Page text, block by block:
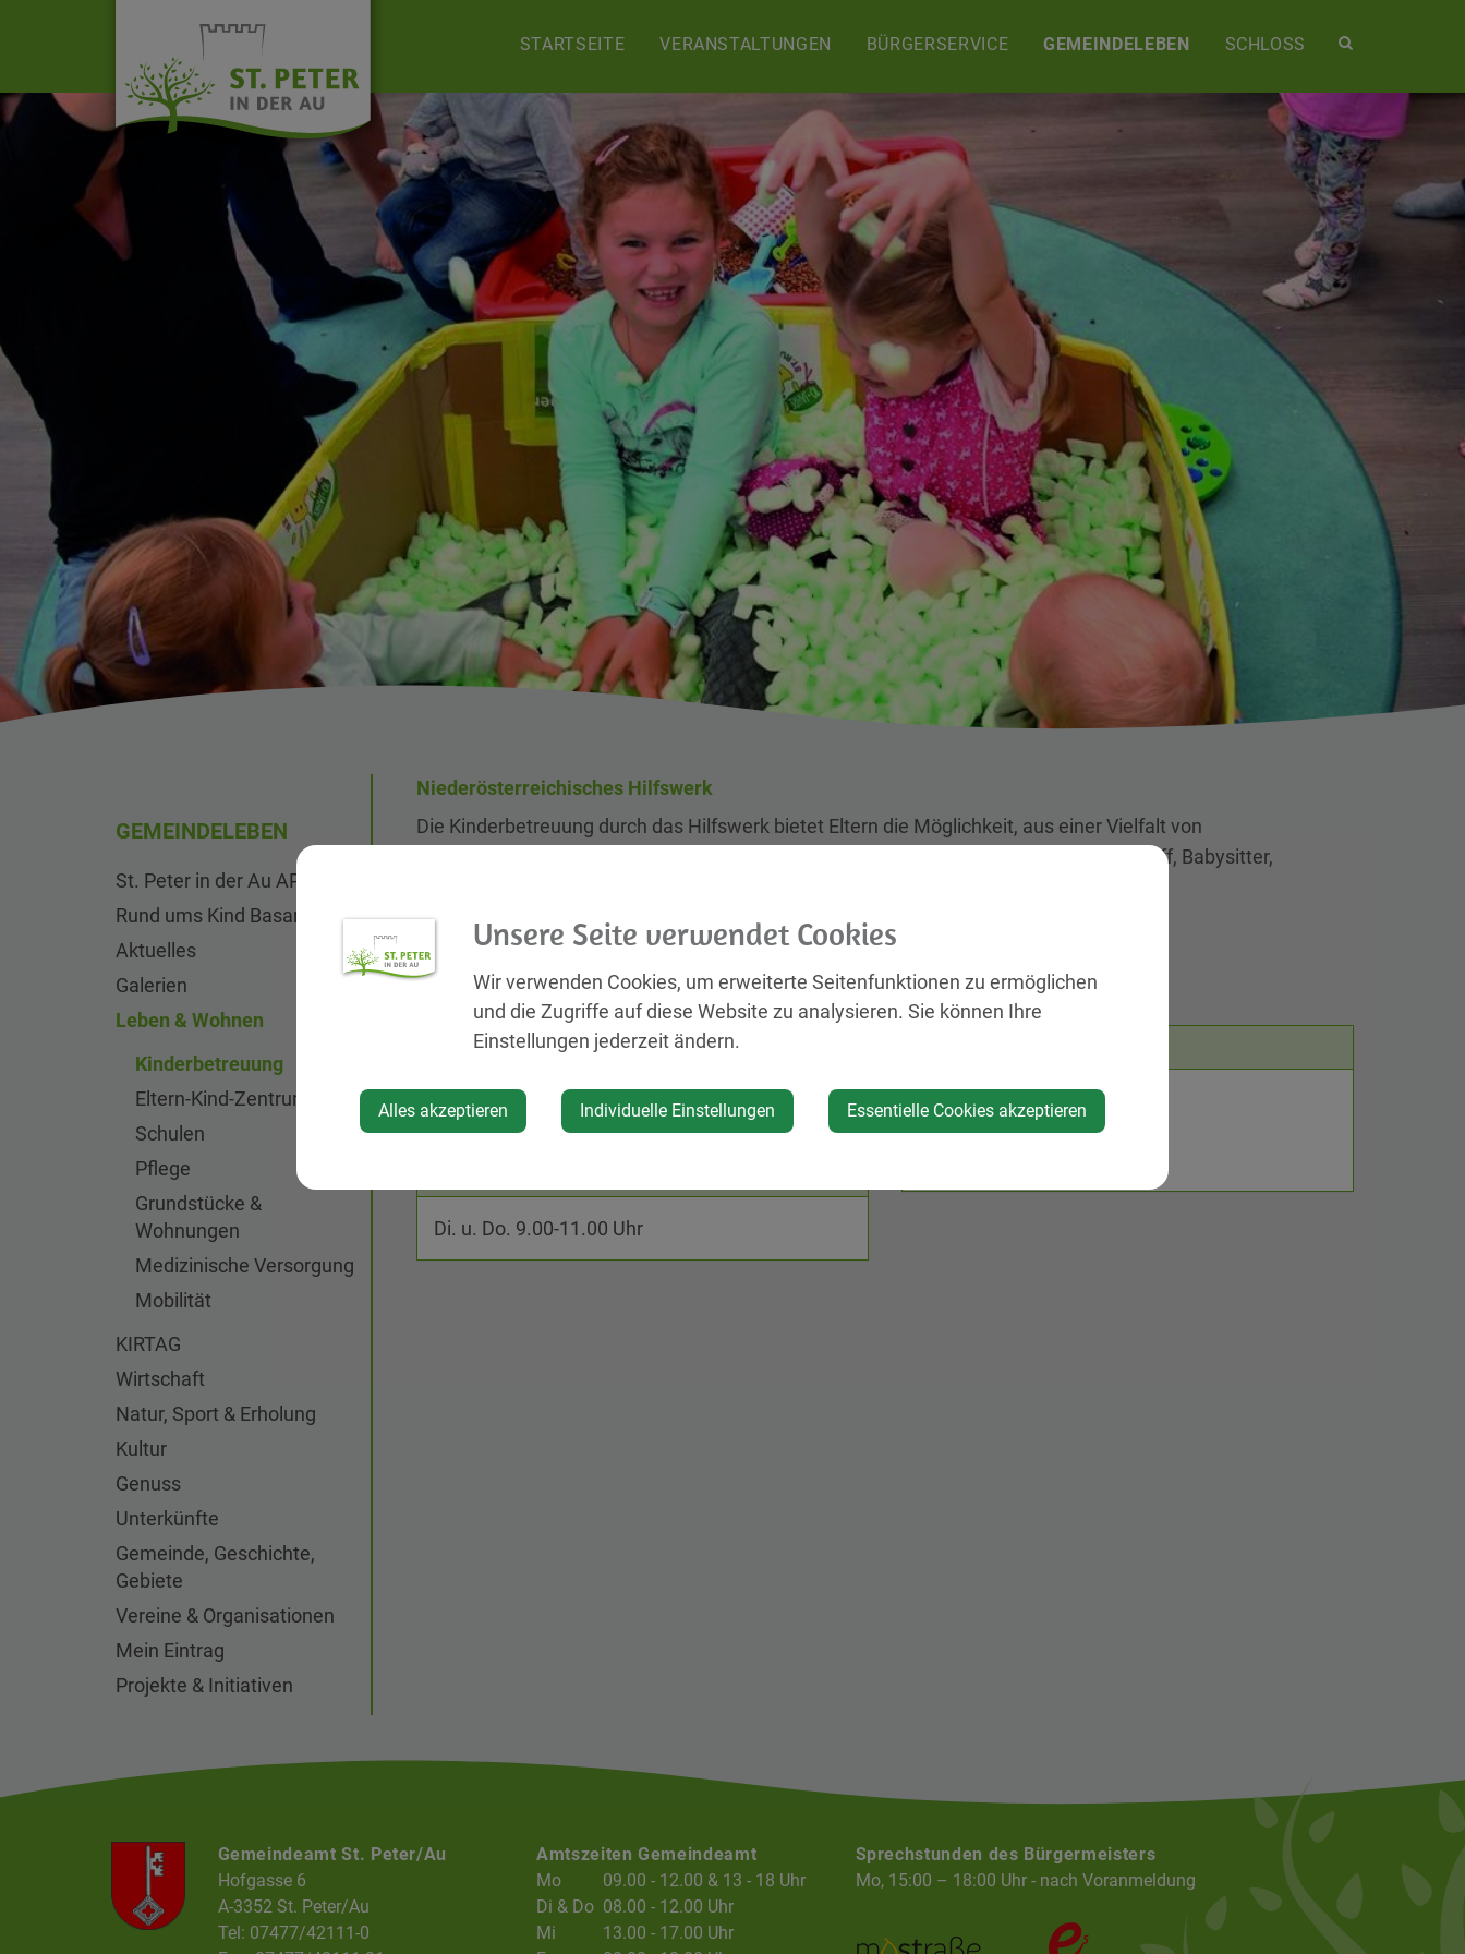
Site
STARTSEITE VERANSTALTUNGEN BÜRGERSERVICE GEMEINDELEBEN SCHLOSS
Niederösterreichisches Hilfswerk
Die Kinderbetreuung durch das Hilfswerk bietet Eltern die Möglichkeit, aus einer Vielfalt von
Betreuungsangeboten auszuwählen: Tagesmütter, Kindertreff, Schülertreff, Freizeittreff, Babysitter,
Weitere Infos
Kontakt
Di. u. Do. 9.00-11.00 Uhr
Amstettnerstrasse 1
3353 Seitenstetten
GEMEINDELEBEN
St. Peter in der Au APP
Rund ums Kind Basar
Aktuelles
Galerien
Leben & Wohnen
Kinderbetreuung
Eltern-Kind-Zentrum
Schulen
Pflege
Grundstücke &
Wohnungen
Medizinische Versorgung
Mobilität
KIRTAG
Wirtschaft
Natur, Sport & Erholung
Kultur
Genuss
Unterkünfte
Gemeinde, Geschichte,
Gebiete
Vereine & Organisationen
Mein Eintrag
Projekte & Initiativen
Gemeindeamt St. Peter/Au
Hofgasse 6
A-3352 St. Peter/Au
Tel: 07477/42111-0
Amtszeiten Gemeindeamt
Mo
09.00 - 12.00 & 13 - 18 Uhr
Di & Do 08.00 - 12.00 Uhr
Mi
13.00 - 17.00 Uhr
Sprechstunden des Bürgermeisters
Mo, 15:00 – 18:00 Uhr - nach Voranmeldung
Unsere Seite verwendet Cookies
Wir verwenden Cookies, um erweiterte Seitenfunktionen zu ermöglichen
und die Zugriffe auf diese Website zu analysieren. Sie können Ihre
Einstellungen jederzeit ändern.
Alles akzeptieren Individuelle Einstellungen Essentielle Cookies akzeptieren